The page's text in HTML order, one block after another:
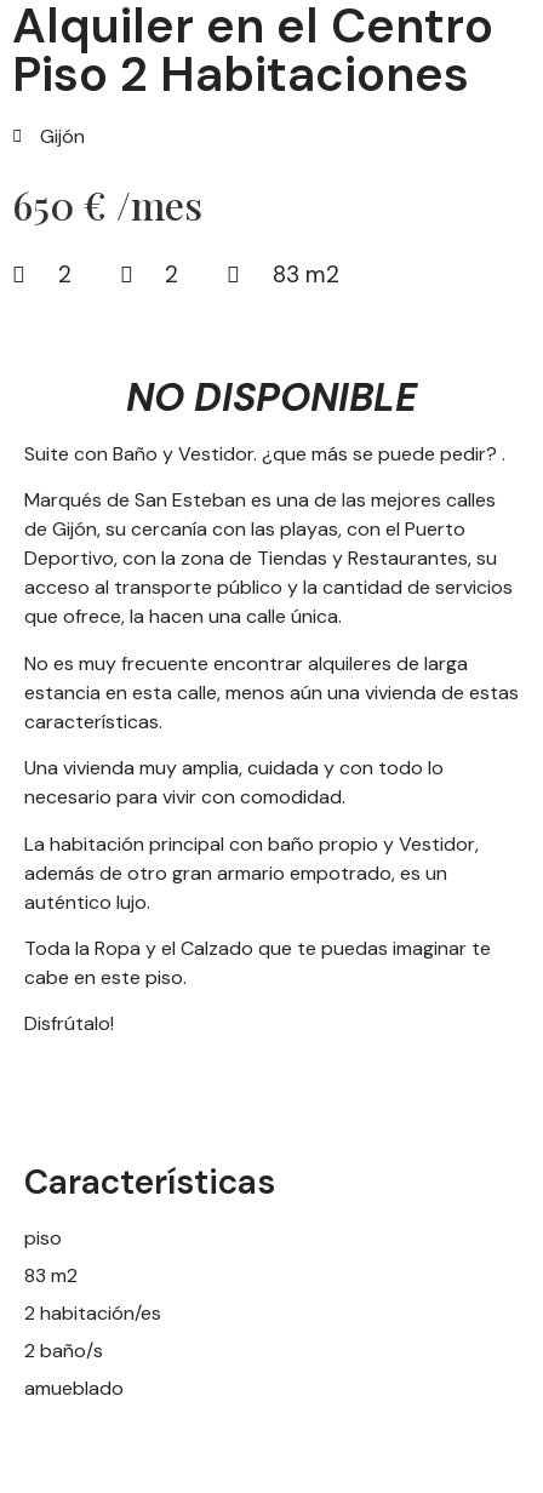
Alquiler en el Centro
Piso 2 Habitaciones
Gijón
650 € /mes
2 2 83 m2
NO DISPONIBLE
Suite con Baño y Vestidor. ¿que más se puede pedir? .
Marqués de San Esteban es una de las mejores calles
de Gijón, su cercanía con las playas, con el Puerto
Deportivo, con la zona de Tiendas y Restaurantes, su
acceso al transporte público y la cantidad de servicios
que ofrece, la hacen una calle única.
No es muy frecuente encontrar alquileres de larga
estancia en esta calle, menos aún una vivienda de estas
características.
Una vivienda muy amplia, cuidada y con todo lo
necesario para vivir con comodidad.
La habitación principal con baño propio y Vestidor,
además de otro gran armario empotrado, es un
auténtico lujo.
Toda la Ropa y el Calzado que te puedas imaginar te
cabe en este piso.
Disfrútalo!
Características
piso
83 m2
2 habitación/es
2 baño/s
amueblado